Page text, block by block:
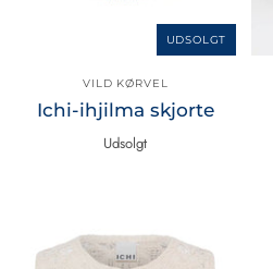
UDSOLGT
VILD KØRVEL
Ichi-ihjilma skjorte
Udsolgt